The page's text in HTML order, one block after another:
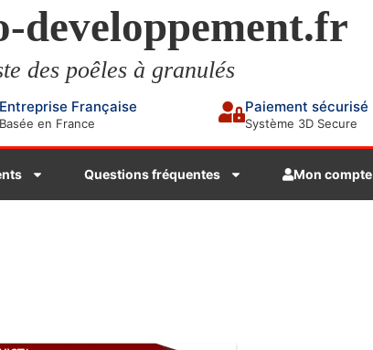
developpement.fr
des poêles à granulés
Française
Basée en France
Paiement sécurisé
Système 3D Secure
Questions fréquentes Mon compte